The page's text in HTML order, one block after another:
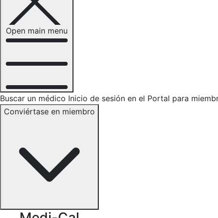
Open main menu
Buscar un médico Inicio de sesión en el Portal para
Conviértase en miembro